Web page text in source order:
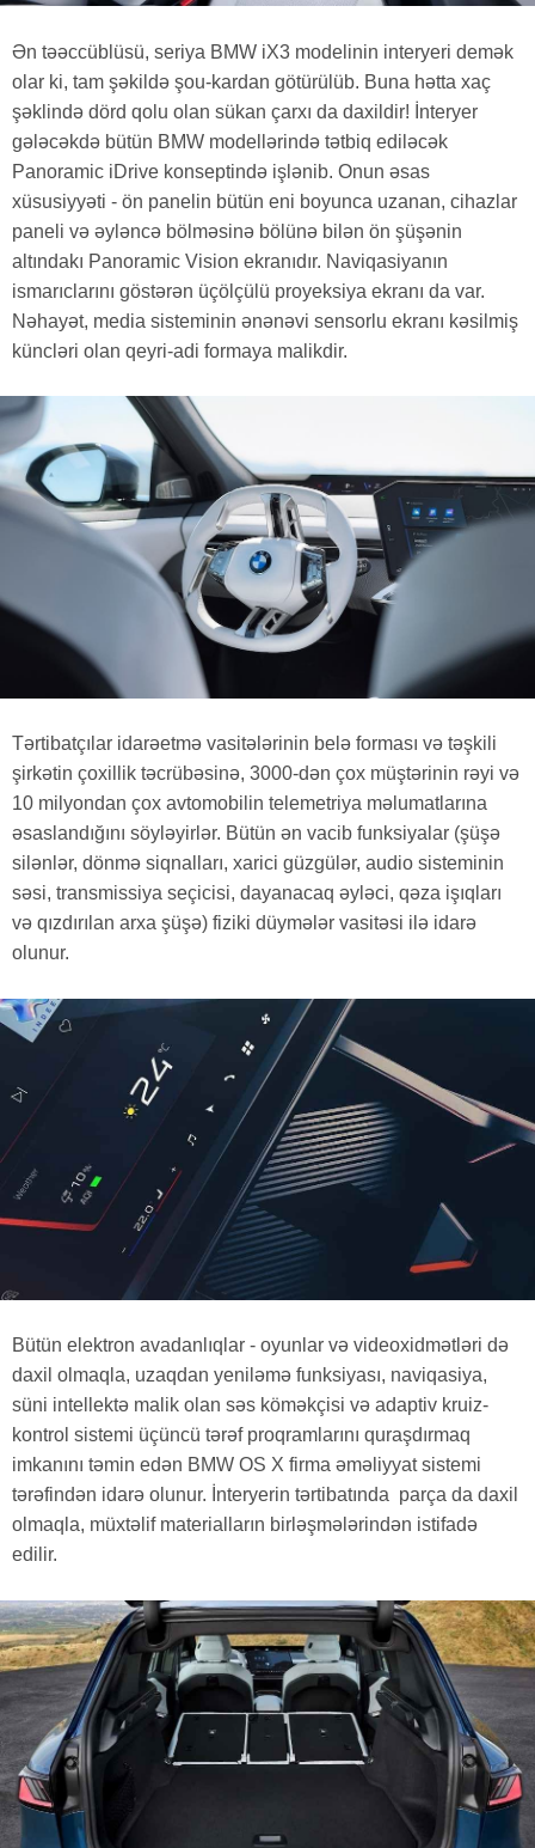
Ən təəccüblüsü, seriya BMW iX3 modelinin interyeri demək
olar ki, tam şəkildə şou-kardan götürülüb. Buna hətta xaç
şəklində dörd qolu olan sükan çarxı da daxildir! İnteryer
gələcəkdə bütün BMW modellərində tətbiq ediləcək
Panoramic iDrive konseptində işlənib. Onun əsas
xüsusiyyəti - ön panelin bütün eni boyunca uzanan, cihazlar
paneli və əyləncə bölməsinə bölünə bilən ön şüşənin
altındakı Panoramic Vision ekranıdır. Naviqasiyanın
ismarıclarını göstərən üçölçülü proyeksiya ekranı da var.
Nəhayət, media sisteminin ənənəvi sensorlu ekranı kəsilmiş
küncləri olan qeyri-adi formaya malikdir.
Tərtibatçılar idarəetmə vasitələrinin belə forması və təşkili
şirkətin çoxillik təcrübəsinə, 3000-dən çox müştərinin rəyi və
10 milyondan çox avtomobilin telemetriya məlumatlarına
əsaslandığını söyləyirlər. Bütün ən vacib funksiyalar (şüşə
silənlər, dönmə siqnalları, xarici güzgülər, audio sisteminin
səsi, transmissiya seçicisi, dayanacaq əyləci, qəza işıqları
və qızdırılan arxa şüşə) fiziki düymələr vasitəsi ilə idarə
olunur.
Bütün elektron avadanlıqlar - oyunlar və videoxidmətləri də
daxil olmaqla, uzaqdan yeniləmə funksiyası, naviqasiya,
süni intellektə malik olan səs köməkçisi və adaptiv kruiz-
kontrol sistemi üçüncü tərəf proqramlarını quraşdırmaq
imkanını təmin edən BMW OS X firma əməliyyat sistemi
tərəfindən idarə olunur. İnteryerin tərtibatında parça da daxil
olmaqla, müxtəlif materialların birləşmələrindən istifadə
edilir.